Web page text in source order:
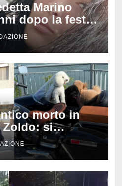
Marino
dopo la festa
trovata senza
è giallo
morto in
Zoldo: si
sidecar, salvi i